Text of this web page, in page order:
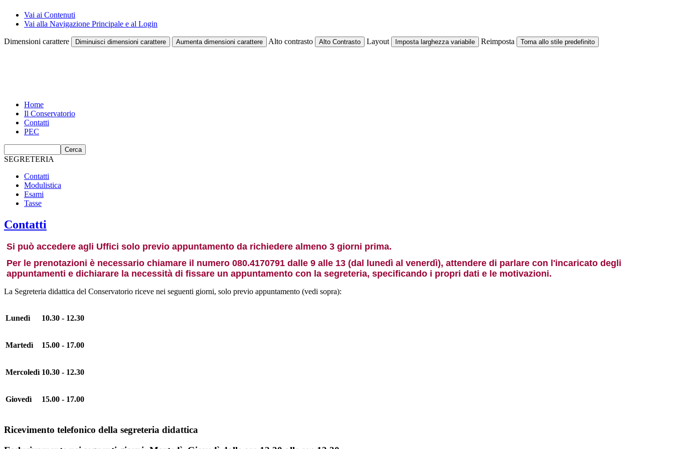
Vai ai Contenuti
Vai alla Navigazione Principale e al Login
Dimensioni carattere Diminuisci dimensioni carattere Aumenta dimensioni carattere Alto contrasto Alto Contrasto Layout Imposta larghezza variabile Reimposta Torna allo stile predefinito
Home
Il Conservatorio
Contatti
PEC
SEGRETERIA
Contatti
Modulistica
Esami
Tasse
Contatti
Si può accedere agli Uffici solo previo appuntamento da richiedere almeno 3 giorni prima.
Per le prenotazioni è necessario chiamare il numero 080.4170791 dalle 9 alle 13 (dal lunedì al venerdì), attendere di parlare con l'incaricato degli
appuntamenti e dichiarare la necessità di fissare un appuntamento con la segreteria, specificando i propri dati e le motivazioni.
La Segreteria didattica del Conservatorio riceve nei seguenti giorni, solo previo appuntamento (vedi sopra):
Lunedì 10.30 - 12.30
Martedì 15.00 - 17.00
Mercoledì 10.30 - 12.30
Giovedì 15.00 - 17.00
Ricevimento telefonico della segreteria didattica